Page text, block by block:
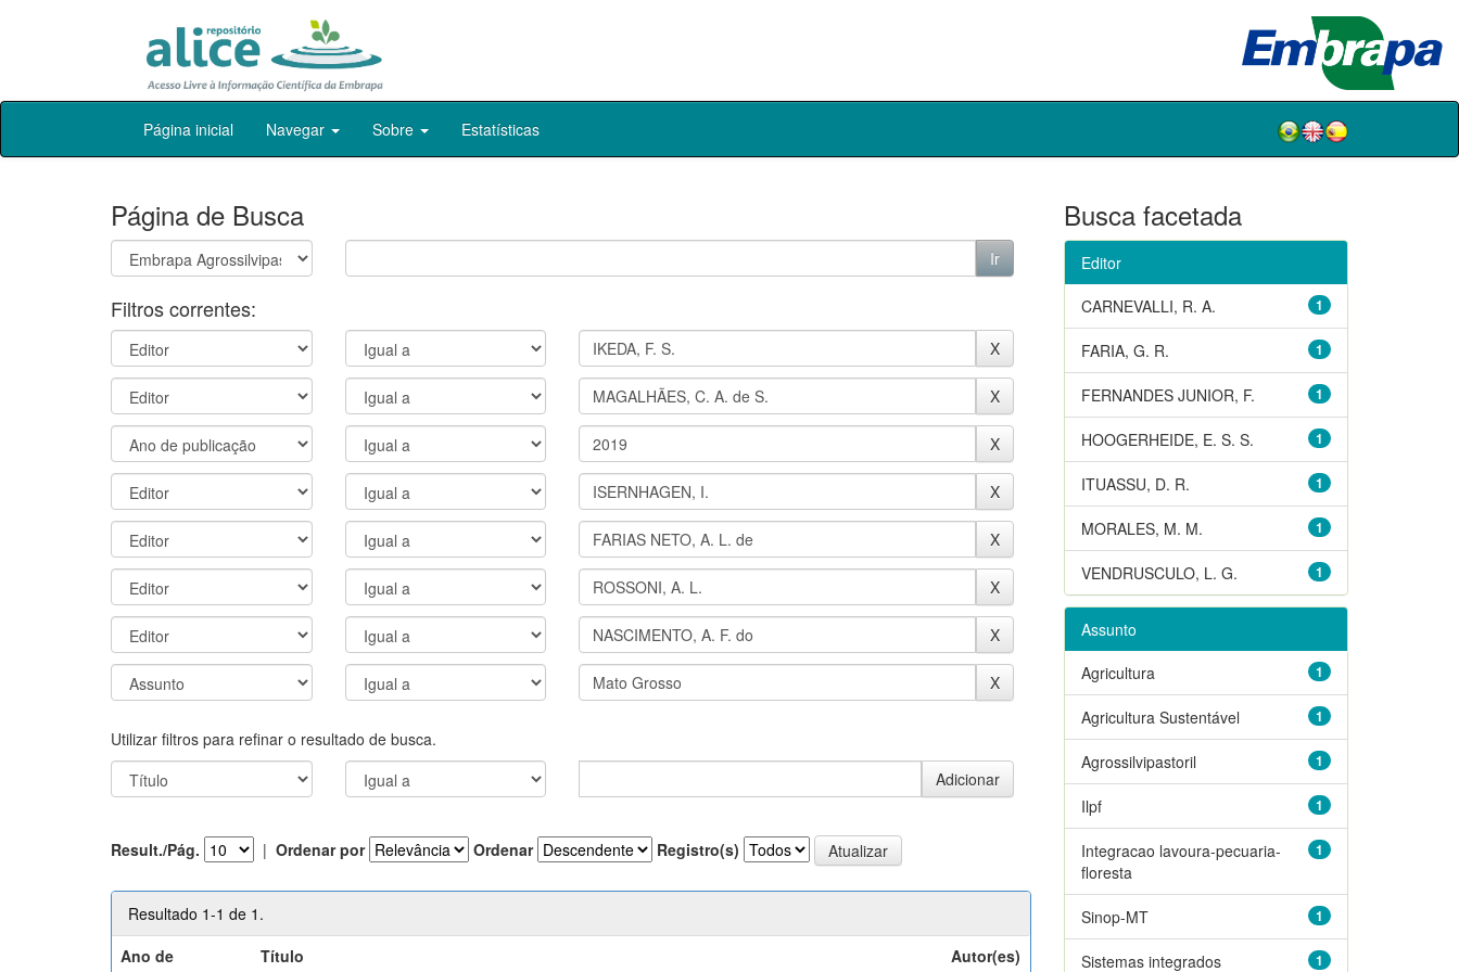
Skip
Página inicial Navegar Sobre Estatísticas
Página de Busca
Filtros correntes:
Utilizar filtros para refinar o resultado de busca.
Result./Pág. | Ordenar por Ordenar Registro(s)
Resultado 1-1 de 1.
Ano de
Título Autor(es)
Busca facetada
Editor
1
CARNEVALLI, R. A.
1
FARIA, G. R.
1
FERNANDES JUNIOR, F.
1
HOOGERHEIDE, E. S. S.
1
ITUASSU, D. R.
1
MORALES, M. M.
1
VENDRUSCULO, L. G.
Assunto
1
Agricultura
1
Agricultura Sustentável
1
Agrossilvipastoril
1
Ilpf
1
Integracao lavoura-pecuaria-
floresta
1
Sinop-MT
1
Sistemas integrados